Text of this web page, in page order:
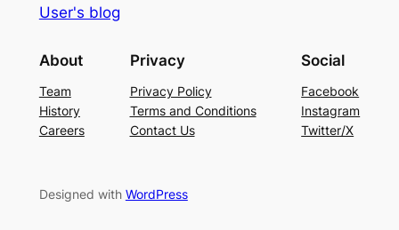
User's blog
About
Team
History
Careers
Privacy
Privacy Policy
Terms and Conditions
Contact Us
Social
Facebook
Instagram
Twitter/X
Designed with WordPress